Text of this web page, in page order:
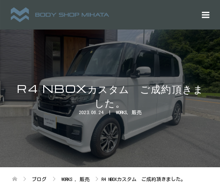
R4 NBOXカスタム ご成約頂きま
した。
2023.06.24 WORKS, 販売
ブログ WORKS 販売 R4 NBOXカスタム ご成約頂きました。